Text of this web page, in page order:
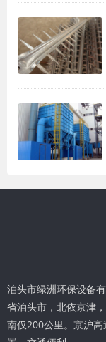
泊头市绿洲环保设备
省泊头市，北依京津
南仅200公里。京沪